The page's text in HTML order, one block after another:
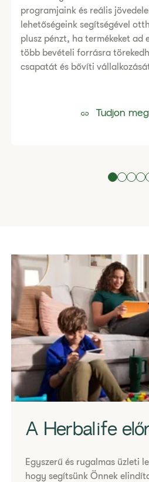
programjaink és reális
lehetőségeink segítségével
plusz pénzt, ha termékeket ad
több bevételi forrásra
csapatát és bővíti
Tudjon
A Herbalife
Egyszerű és rugalmas üzleti
hogy segítsünk Önnek